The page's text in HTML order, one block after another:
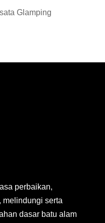
Glamping
perbaikan,
melindungi serta
dasar batu alam